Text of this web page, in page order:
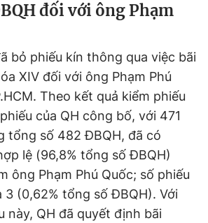
đối với ông Phạm
bỏ phiếu kín thông qua việc bãi
XIV đối với ông Phạm Phú
Theo kết quả kiểm phiếu
của QH công bố, với 471
tổng số 482 ĐBQH, đã có
lệ (96,8% tổng số ĐBQH)
ông Phạm Phú Quốc; số phiếu
3 (0,62% tổng số ĐBQH). Với
này, QH đã quyết định bãi